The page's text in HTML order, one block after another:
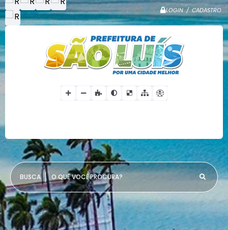
LOGIN / CADASTRO
O QUE VOCÊ PROCURA?